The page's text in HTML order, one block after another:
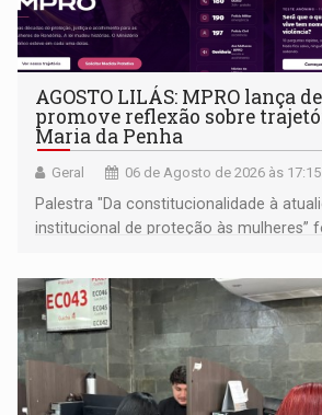
AGOSTO LILÁS: MPRO lança
promove reflexão sobre
Maria da Penha
Geral 06 de Agosto de 2026 às 17:15
Palestra "Da constitucionalidade à
institucional de proteção às mulheres”
Goiás